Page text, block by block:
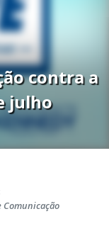
contra a
julho
Comunicação